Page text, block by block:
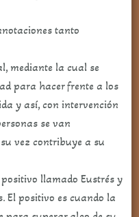
tanto
mediante la cual se
para hacer frente a los
y así, con intervención
se van
vez contribuye a su
llamado Eustrés y
El positivo es cuando la